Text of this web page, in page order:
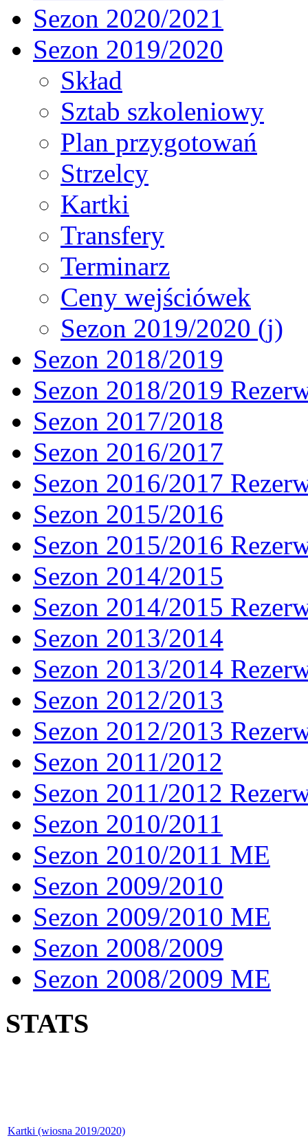
Sezon 2020/2021
Sezon 2019/2020
Skład
Sztab szkoleniowy
Plan przygotowań
Strzelcy
Kartki
Transfery
Terminarz
Ceny wejściówek
Sezon 2019/2020 (j)
Sezon 2018/2019
Sezon 2018/2019
Sezon 2017/2018
Sezon 2016/2017
Sezon 2016/2017
Sezon 2015/2016
Sezon 2015/2016
Sezon 2014/2015
Sezon 2014/2015
Sezon 2013/2014
Sezon 2013/2014
Sezon 2012/2013
Sezon 2012/2013
Sezon 2011/2012
Sezon 2011/2012
Sezon 2010/2011
Sezon 2010/2011 ME
Sezon 2009/2010
Sezon 2009/2010 ME
Sezon 2008/2009
Sezon 2008/2009 ME
STATS
Kartki (wiosna 2019/2020)